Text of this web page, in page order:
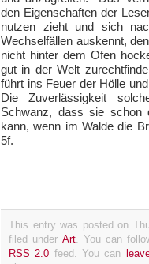
den Eigenschaften der
nutzen zieht und sich
Wechselfällen auskennt,
nicht hinter dem Ofen
gut in der Welt
führt ins Feuer der Hölle
Die Zuverlässigkeit
Schwanz, dass sie schon
kann, wenn im Walde die
5f.
This entry was posted on
filed under Art. You can
RSS 2.0 feed. You can